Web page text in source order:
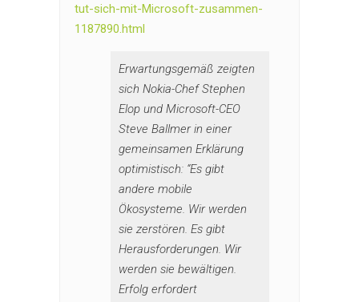
tut-sich-mit-Microsoft-zusammen-
1187890.html
Erwartungsgemäß zeigten
sich Nokia-Chef Stephen
Elop und Microsoft-CEO
Steve Ballmer in einer
gemeinsamen Erklärung
optimistisch: “Es gibt
andere mobile
Ökosysteme. Wir werden
sie zerstören. Es gibt
Herausforderungen. Wir
werden sie bewältigen.
Erfolg erfordert